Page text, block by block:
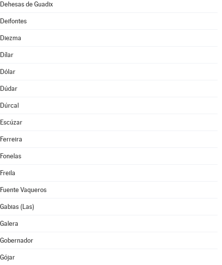
Dehesas de Guadix
Deifontes
Diezma
Dílar
Dólar
Dúdar
Dúrcal
Escúzar
Ferreira
Fonelas
Freila
Fuente Vaqueros
Gabias (Las)
Galera
Gobernador
Gójar